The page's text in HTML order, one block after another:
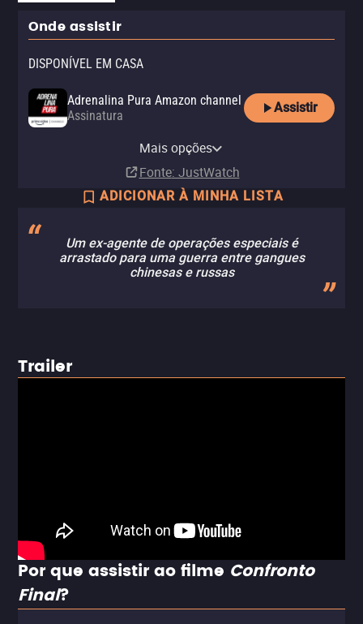
Onde assistir
DISPONÍVEL EM CASA
Adrenalina Pura Amazon channel
Assinatura
Assistir
Adrenalina Pura Apple TV
Com anúnciosMais opções
Fonte: JustWatch
ADICIONAR À MINHA LISTA
Um ex-agente de operações especiais é
arrastado para uma guerra entre gangues
chinesas e russas
Trailer
Por que assistir ao filme Confronto
Final?